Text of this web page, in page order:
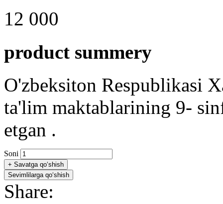
12 000
product summery
O'zbeksiton Respublikasi
ta'lim maktablarining 9-
etgan .
Soni
+ Savatga qo‘shish
Sevimlilarga qo‘shish
Share: